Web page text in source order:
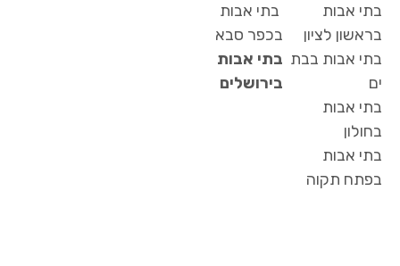
בתי אבות
בראשון לציון
בתי אבות
בכפר סבא
בתי אבות בבת
ים
בתי אבות
בירושלים
בתי אבות
בחולון
בתי אבות
בפתח תקוה